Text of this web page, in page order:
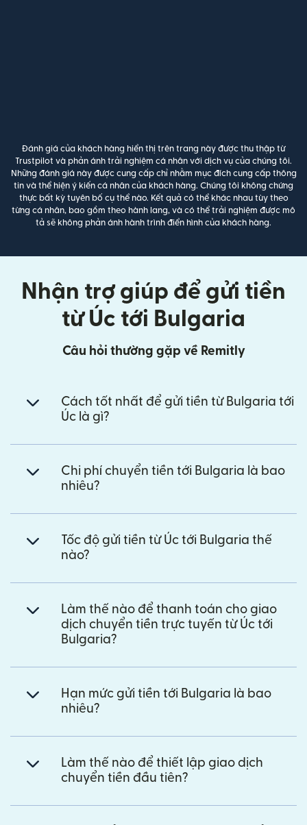
Đánh giá của khách hàng hiển thị trên trang này được thu thập từ
Trustpilot và phản ánh trải nghiệm cá nhân với dịch vụ của chúng tôi.
Những đánh giá này được cung cấp chỉ nhằm mục đích cung cấp thông
tin và thể hiện ý kiến cá nhân của khách hàng. Chúng tôi không chứng
thực bất kỳ tuyên bố cụ thể nào. Kết quả có thể khác nhau tùy theo
từng cá nhân, bao gồm theo hành lang, và có thể trải nghiệm được mô
tả sẽ không phản ánh hành trình điển hình của khách hàng.
Nhận trợ giúp để gửi tiền
từ Úc tới Bulgaria
Câu hỏi thường gặp về Remitly
Cách tốt nhất để gửi tiền từ Bulgaria tới
Úc là gì?
Chi phí chuyển tiền tới Bulgaria là bao
nhiêu?
Tốc độ gửi tiền từ Úc tới Bulgaria thế
nào?
Làm thế nào để thanh toán cho giao
dịch chuyển tiền trực tuyến từ Úc tới
Bulgaria?
Hạn mức gửi tiền tới Bulgaria là bao
nhiêu?
Làm thế nào để thiết lập giao dịch
chuyển tiền đầu tiên?